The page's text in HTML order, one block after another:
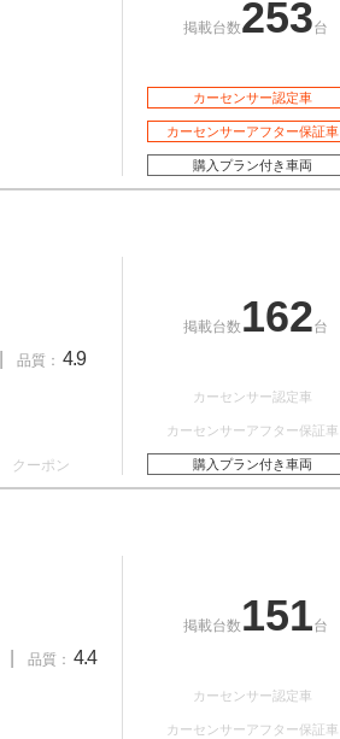
掲載台数253台
カーセンサー認定車
カーセンサーアフター保証車
購入プラン付き車両
品質： 4.9
クーポン
掲載台数 162台
カーセンサー認定車
カーセンサーアフター保証車
購入プラン付き車両
品質： 4.4
掲載台数 151台
カーセンサー認定車
カーセンサーアフター保証車